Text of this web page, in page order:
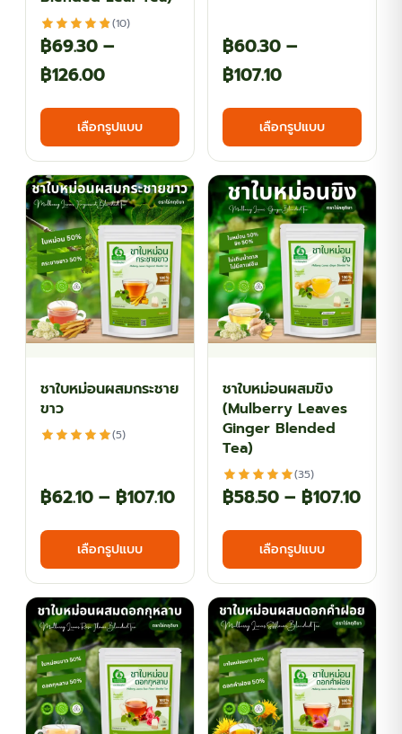
(10)
฿69.30 –
฿126.00Price
range:
฿69.30
through
฿126.00
เลือกรูปแบบ
This
has
multiple
variants.
The
options
may
be
chosen
on
product
฿60.30 –
฿107.10Price
range:
฿60.30
through
฿107.10
เลือกรูปแบบ
This
has
The
may
be
on
ชาใบหม่อนผสมกระชาย
ขาว
(5)
฿62.10 – ฿107.10Price
range:
through
฿107.10
เลือกรูปแบบ
This
has
multiple
variants.
The
options
may
be
ชาใบหม่อนผสมขิง
(Mulberry Leaves
Ginger Blended
Tea)
(35)
฿58.50 – ฿107.10Price
฿
เลือกรูปแบบ
This
has
The
may
be